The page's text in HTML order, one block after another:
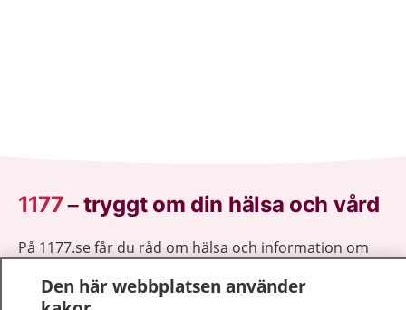
1177–tryggt om din hälsa och vård
På 1177.se får du råd om hälsa och information om
Logga in för att läsa din journal och göra dina
Den här webbplatsen använder